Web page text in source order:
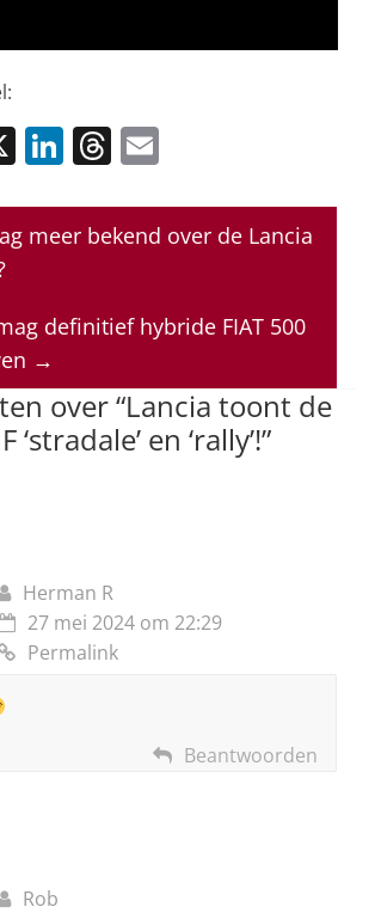
X Li
k
e
n
T
re
a
s
ai
l
meer bekend over de Lancia
definitief hybride FIAT 500
→
over “Lancia toont de
‘stradale’ en ‘rally’!”
Herman R
27 mei 2024 om 22:29
Permalink
Beantwoorden
Rob